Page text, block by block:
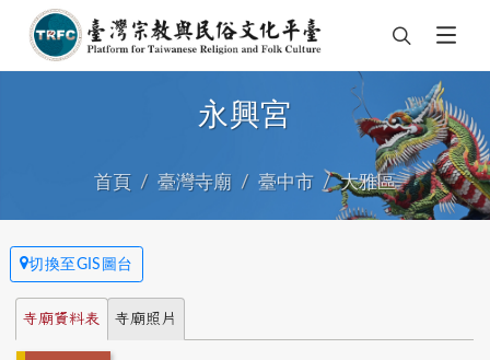
永興宮
首頁 臺灣寺廟 臺中市 大雅區
切換至GIS圖台
寺廟資料表 寺廟照片